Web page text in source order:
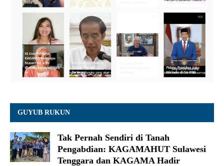
GUYUB RUKUN
Tak Pernah Sendiri di Tanah
Pengabdian: KAGAMAHUT Sulawesi
Tenggara dan KAGAMA Hadir